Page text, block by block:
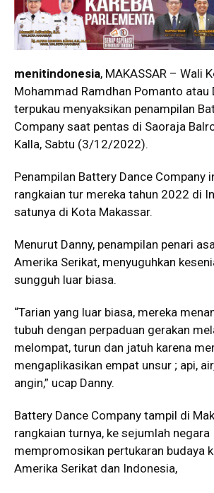
menitindonesia, MAKASSAR – Wali
Mohammad Ramdhan Pomanto atau
terpukau menyaksikan penampilan
Company saat pentas di Saoraja
Kalla, Sabtu (3/12/2022).
Penampilan Battery Dance Company
rangkaian tur mereka tahun 2022 di
satunya di Kota Makassar.
Menurut Danny, penampilan penari
Amerika Serikat, menyuguhkan
sungguh luar biasa.
“Tarian yang luar biasa, mereka
tubuh dengan perpaduan gerakan
melompat, turun dan jatuh karena
mengaplikasikan empat unsur ; api,
angin,” ucap Danny.
Battery Dance Company tampil di
rangkaian turnya, ke sejumlah negara
mempromosikan pertukaran budaya
Amerika Serikat dan Indonesia,